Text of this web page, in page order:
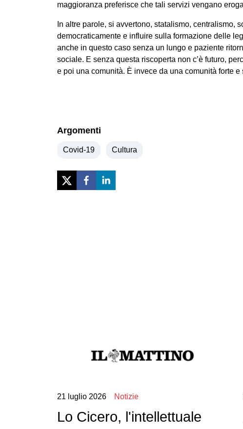
maggioranza preferisce che tali servizi vengano
In altre parole, si avvertono, statalismo,
democraticamente e influire sulla formazione delle
anche in questo caso senza un lungo e paziente
sociale. E senza questa riscoperta non c’è futuro,
e poi una comunità. È invece da una comunità forte
Argomenti
Covid-19 Cultura
21 luglio 2026 Notizie
Lo Cicero, l'intellettuale